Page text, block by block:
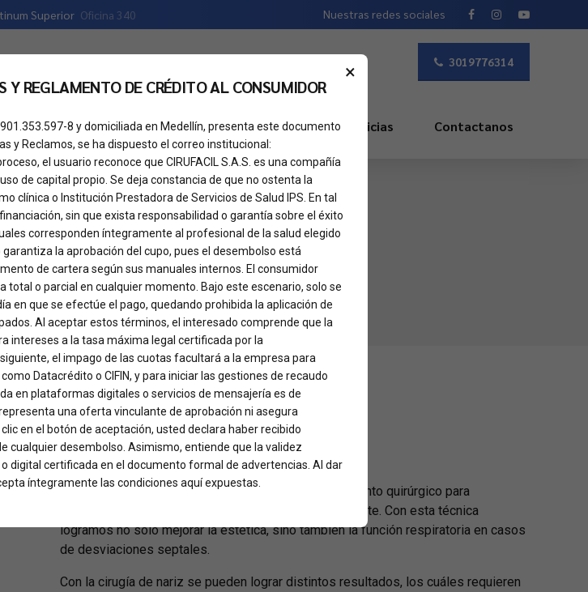
Superior Oficina 340 Nuestras redes sociales
3019776314
Cita de valoración Preguntas Frecuentes Noticias Contactanos
Rinoplastia
con Técnica Fast Rino
La Rinoplastia con Técnica Fast Rino es el procedimiento quirúrgico para
remodelar y redefinir la forma de la nariz definitivamente. Con esta técnica
logramos no sólo mejorar la estética, sino también la función respiratoria en casos
de desviaciones septales.
Con la cirugía de nariz se pueden lograr distintos resultados, los cuáles requieren
×
Y REGLAMENTO DE CRÉDITO AL CONSUMIDOR
901.353.597-8 y domiciliada en Medellín, presenta este documento
y Reclamos, se ha dispuesto el correo institucional:
el usuario reconoce que CIRUFACIL S.A.S. es una compañía
de capital propio. Se deja constancia de que no ostenta la
clínica o Institución Prestadora de Servicios de Salud IPS. En tal
sin que exista responsabilidad o garantía sobre el éxito
corresponden íntegramente al profesional de la salud elegido
la aprobación del cupo, pues el desembolso está
de cartera según sus manuales internos. El consumidor
o parcial en cualquier momento. Bajo este escenario, solo se
en que se efectúe el pago, quedando prohibida la aplicación de
Al aceptar estos términos, el interesado comprende que la
intereses a la tasa máxima legal certificada por la
el impago de las cuotas facultará a la empresa para
Datacrédito o CIFIN, y para iniciar las gestiones de recaudo
en plataformas digitales o servicios de mensajería es de
una oferta vinculante de aprobación ni asegura
en el botón de aceptación, usted declara haber recibido
cualquier desembolso. Asimismo, entiende que la validez
digital certificada en el documento formal de advertencias. Al dar
íntegramente las condiciones aquí expuestas.